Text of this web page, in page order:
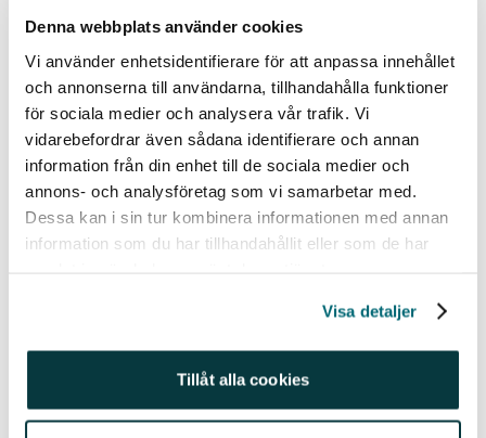
Denna webbplats använder cookies
Vi använder enhetsidentifierare för att anpassa innehållet
och annonserna till användarna, tillhandahålla funktioner
för sociala medier och analysera vår trafik. Vi
vidarebefordrar även sådana identifierare och annan
information från din enhet till de sociala medier och
annons- och analysföretag som vi samarbetar med.
Dessa kan i sin tur kombinera informationen med annan
information som du har tillhandahållit eller som de har
Visa detaljer
Tillåt alla cookies
sparresa
För att ge alla som är i början av sin sparresa och
ännu inte kommit över 50 000 kronor i sparkapital en
extra boost ger vi tillbaka alla fondavgifter. Det sker
helt automatiskt, oavsett vilka fonder du väljer.
Dessutom handlar du aktier från 0 kr på
Stockholmsbörsen.Här kan du läsa mer om hur detta
funkar.
Här kan du läsa vidare kring hur man sätter upp ett
Lycka till med Din sparresa!
/Moa